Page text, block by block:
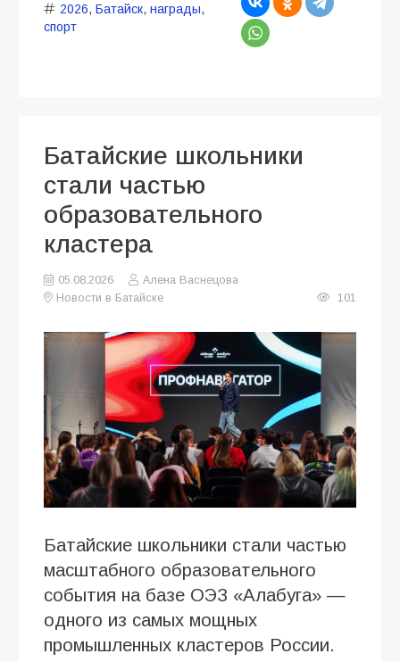
2026, Батайск, награды,
спорт
Батайские школьники
стали частью
образовательного
кластера
05.08.2026
Алена Васнецова
Новости в Батайске
101
Батайские школьники стали частью
масштабного образовательного
события на базе ОЭЗ «Алабуга» —
одного из самых мощных
промышленных кластеров России.